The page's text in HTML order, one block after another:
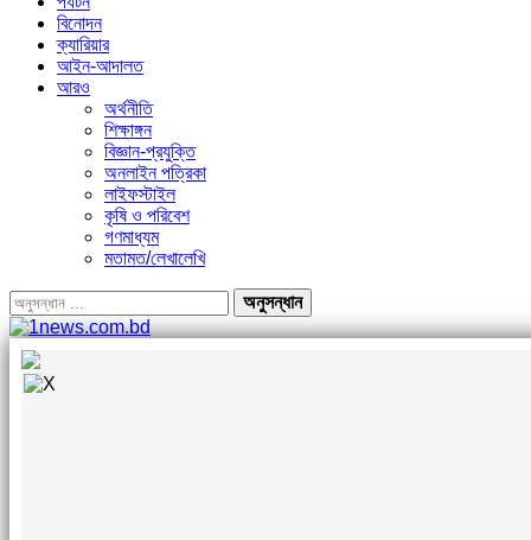
বিনোদন
ক্যারিয়ার
আইন-আদালত
আরও
অর্থনীতি
শিক্ষাঙ্গন
বিজ্ঞান-প্রযুক্তি
অনলাইন পত্রিকা
লাইফস্টাইল
কৃষি ও পরিবেশ
গণমাধ্যম
মতামত/লেখালেখি